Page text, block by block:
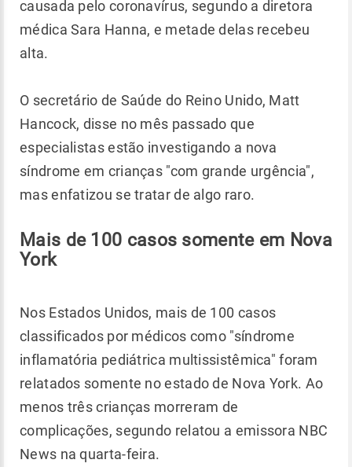
causada pelo coronavírus, segundo a diretora
médica Sara Hanna, e metade delas recebeu
alta.
O secretário de Saúde do Reino Unido, Matt
Hancock, disse no mês passado que
especialistas estão investigando a nova
síndrome em crianças "com grande urgência",
mas enfatizou se tratar de algo raro.
Mais de 100 casos somente em Nova
York
Nos Estados Unidos, mais de 100 casos
classificados por médicos como "síndrome
inflamatória pediátrica multissistêmica" foram
relatados somente no estado de Nova York. Ao
menos três crianças morreram de
complicações, segundo relatou a emissora NBC
News na quarta-feira.